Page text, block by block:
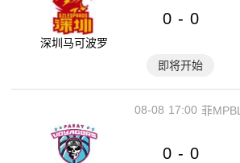
深圳马可波罗
0 - 0
即将开始
17:00
08-08 菲MPBL
0 - 0